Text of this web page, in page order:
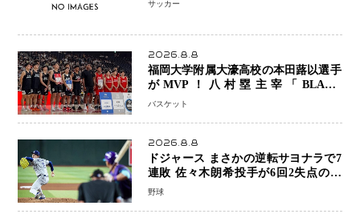
サッカー
2026.8.8
福岡大学附属大濠高校の本田蕗以選手
がMVP！八村塁主宰「BLACK
SAMURAI SUMMIT 2026」で存在
なった」
バスケット
2026.8.8
ドジャース まさかの逆転サヨナラで7
連敗 佐々木朗希投手が6回2失点の力
投も勝利届かず、大谷翔平は好機で悔
野球